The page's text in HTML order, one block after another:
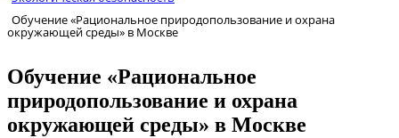
Обучение «Рациональное природопользование и охрана
окружающей среды» в Москве
Обучение «Рациональное
природопользование и охрана
окружающей среды» в Москве